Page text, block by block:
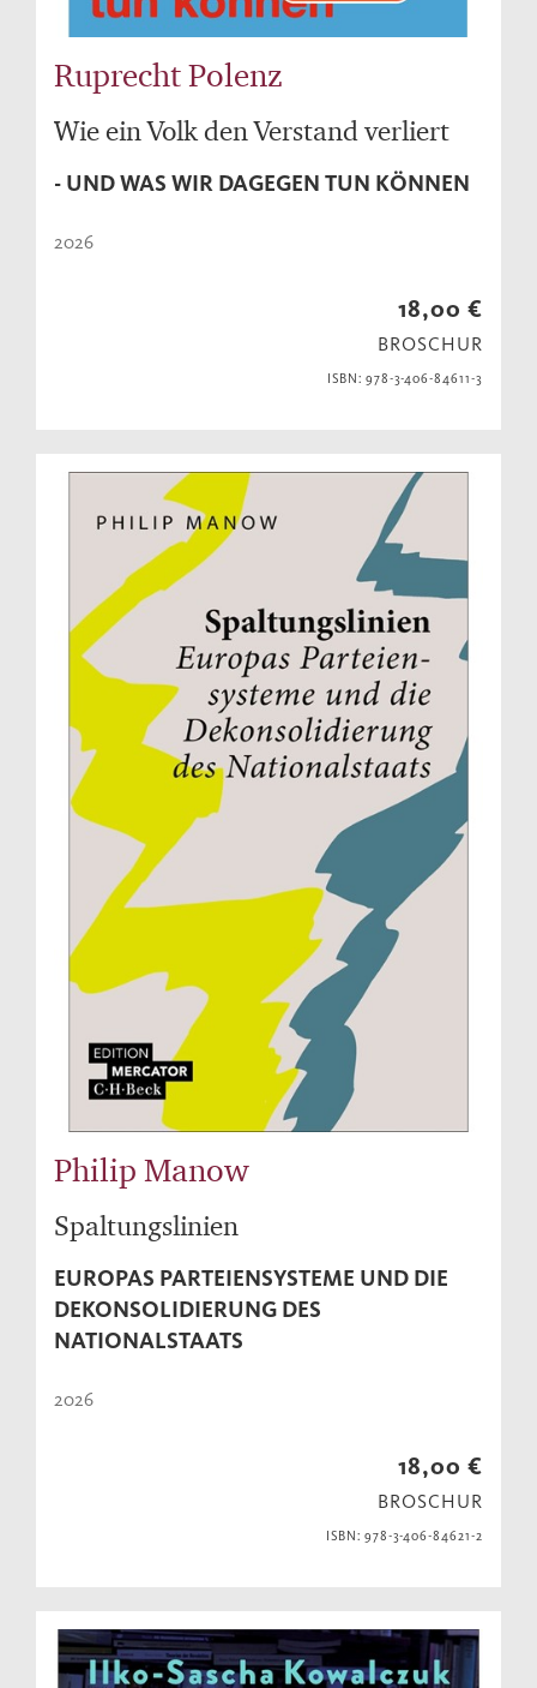
Ruprecht Polenz
Wie ein Volk den Verstand verliert
- UND WAS WIR DAGEGEN TUN KÖNNEN
2026
18,00 €
BROSCHUR
ISBN: 978-3-406-84611-3
Philip Manow
Spaltungslinien
EUROPAS PARTEIENSYSTEME UND DIE
DEKONSOLIDIERUNG DES
NATIONALSTAATS
2026
18,00 €
BROSCHUR
ISBN: 978-3-406-84621-2